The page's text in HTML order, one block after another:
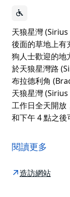
天狼星灣
後面的草地上有
狗人士歡迎的地
於天狼星灣路
布拉德利角
天狼星灣 (Sirius
工作日全天開放
和下午 4 點之後
後面的草地上有
狗人士歡迎的地
海灣位於天狼星
閱讀更多
造訪網站